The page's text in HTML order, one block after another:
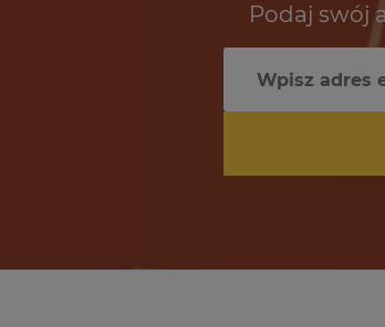
Podaj swój